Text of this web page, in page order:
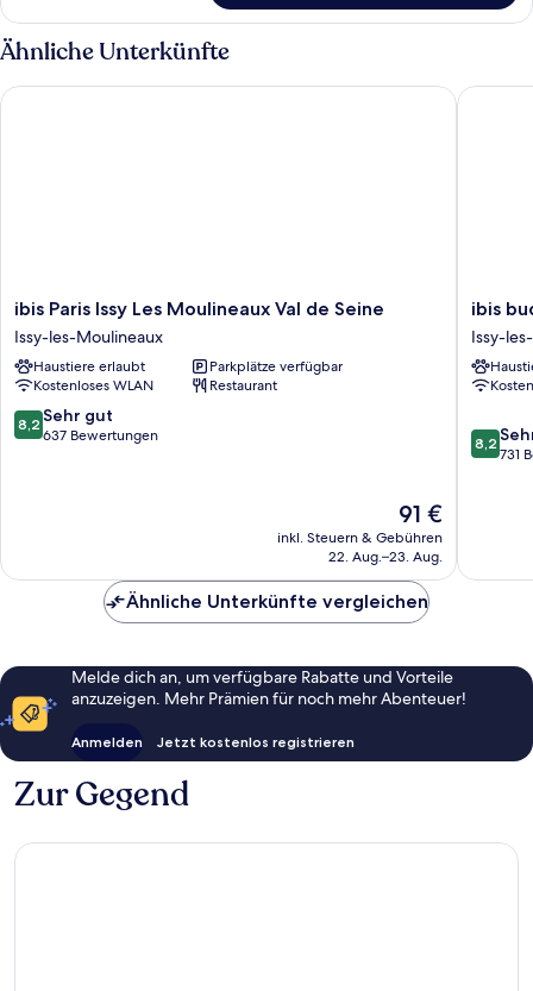
Ähnliche Unterkünfte
ibis
Paris
Issy
Les
Moulineaux
Val
de
ibis Paris Issy Les Moulineaux Val de Seine
Issy-les-Moulineaux
Haustiere erlaubt
Parkplätze verfügbar
Kostenloses WLAN
Restaurant
8.2
von
8,2 Sehr gut
637 Bewertungen
Der
Preis
beträgt
91 €
inkl. Steuern & Gebühren
22. Aug.–23. Aug.
ibis Paris Issy Les Moulineaux Val de Seine
ibis
budget
Issy
Les
Ouest
Issy-
ibis
Issy-
8.2
von
8,2
731
ibis
Ähnliche Unterkünfte vergleichen
Melde dich an, um verfügbare Rabatte und Vorteile
anzuzeigen. Mehr Prämien für noch mehr Abenteuer!
Anmelden Jetzt kostenlos registrieren
Zur Gegend